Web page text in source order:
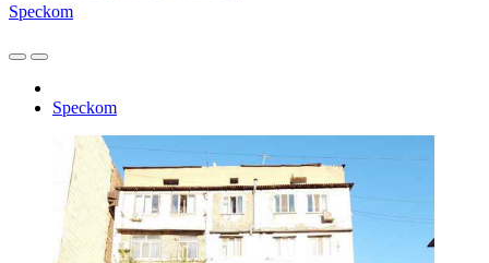
Speckom
Speckom